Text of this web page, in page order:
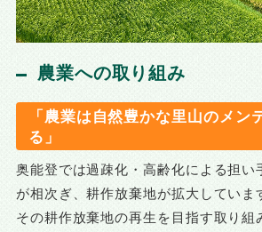
農業への取り組み
「農業は自然豊かな里山のメン
る」
奥能登では過疎化・高齢化による担い
が相次ぎ、耕作放棄地が拡大していま
その耕作放棄地の再生を目指す取り組